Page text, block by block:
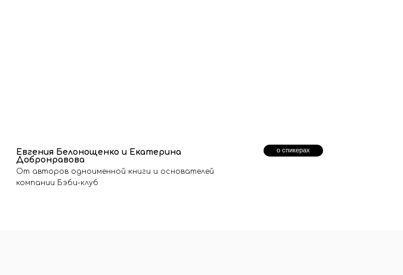
От авторов одноименной книги и основателей
компании Бэби-клуб
Евгения Белонощенко и Екатерина
Добронравова
о спикерах